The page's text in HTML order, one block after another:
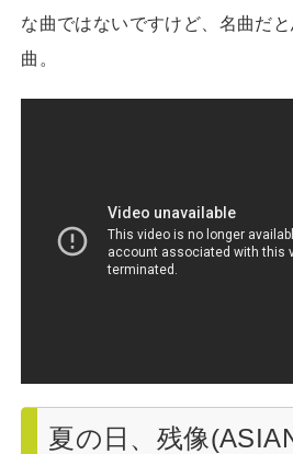
な曲ではないですけど、名曲だ
曲。
夏の日、残像